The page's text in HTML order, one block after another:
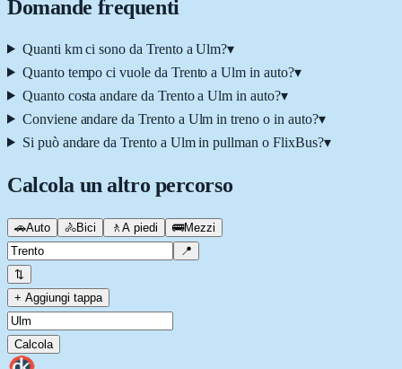
Domande frequenti
Quanti km ci sono da Trento a Ulm?▾
Quanto tempo ci vuole da Trento a Ulm in auto?▾
Quanto costa andare da Trento a Ulm in auto?▾
Conviene andare da Trento a Ulm in treno o in auto?▾
Si può andare da Trento a Ulm in pullman o FlixBus?▾
Calcola un altro percorso
🚗Auto 🚴Bici 🚶 A piedi 🚌Mezzi
📍
⇅
+ Aggiungi tappa
Calcola